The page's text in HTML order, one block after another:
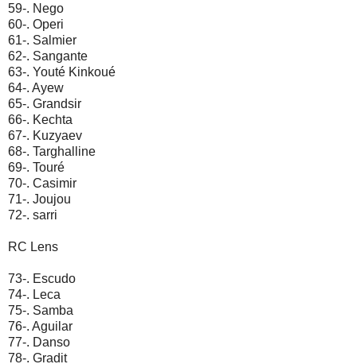
59-. Nego
60-. Operi
61-. Salmier
62-. Sangante
63-. Youté Kinkoué
64-. Ayew
65-. Grandsir
66-. Kechta
67-. Kuzyaev
68-. Targhalline
69-. Touré
70-. Casimir
71-. Joujou
72-. sarri
RC Lens
73-. Escudo
74-. Leca
75-. Samba
76-. Aguilar
77-. Danso
78-. Gradit